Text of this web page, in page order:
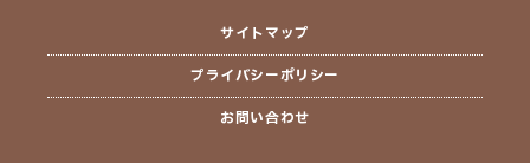
サイトマップ
プライバシーポリシー
お問い合わせ